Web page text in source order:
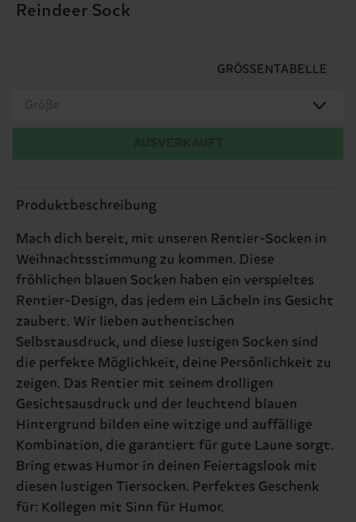
Reindeer Sock
GRÖSSENTABELLE
Größe
Produktbeschreibung
Mach dich bereit, mit unseren Rentier-Socken in
Weihnachtsstimmung zu kommen. Diese
fröhlichen blauen Socken haben ein verspieltes
Rentier-Design, das jedem ein Lächeln ins Gesicht
zaubert. Wir lieben authentischen
Selbstausdruck, und diese lustigen Socken sind
die perfekte Möglichkeit, deine Persönlichkeit zu
zeigen. Das Rentier mit seinem drolligen
Gesichtsausdruck und der leuchtend blauen
Hintergrund bilden eine witzige und auffällige
Kombination, die garantiert für gute Laune sorgt.
Bring etwas Humor in deinen Feiertagslook mit
diesen lustigen Tiersocken. Perfektes Geschenk
für: Kollegen mit Sinn für Humor.